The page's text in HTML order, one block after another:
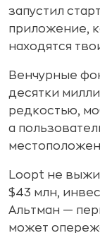
запустил
приложение,
находятся
Венчурные
десятки
редкостью,
а
Loopt не
$43 млн,
Альтман —
может